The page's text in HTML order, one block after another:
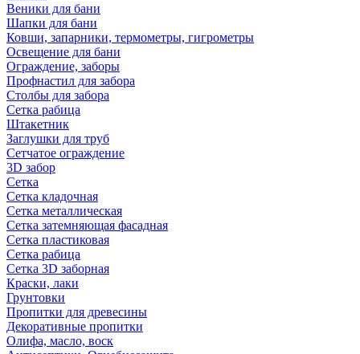
Веники для бани
Шапки для бани
Ковши, запарники, термометры, гигрометры
Освещение для бани
Ограждение, заборы
Профнастил для забора
Столбы для забора
Сетка рабица
Штакетник
Заглушки для труб
Сетчатое ограждение
3D забор
Сетка
Сетка кладочная
Сетка металлическая
Сетка затемняющая фасадная
Сетка пластиковая
Сетка рабица
Сетка 3D заборная
Краски, лаки
Грунтовки
Пропитки для древесины
Декоративные пропитки
Олифа, масло, воск